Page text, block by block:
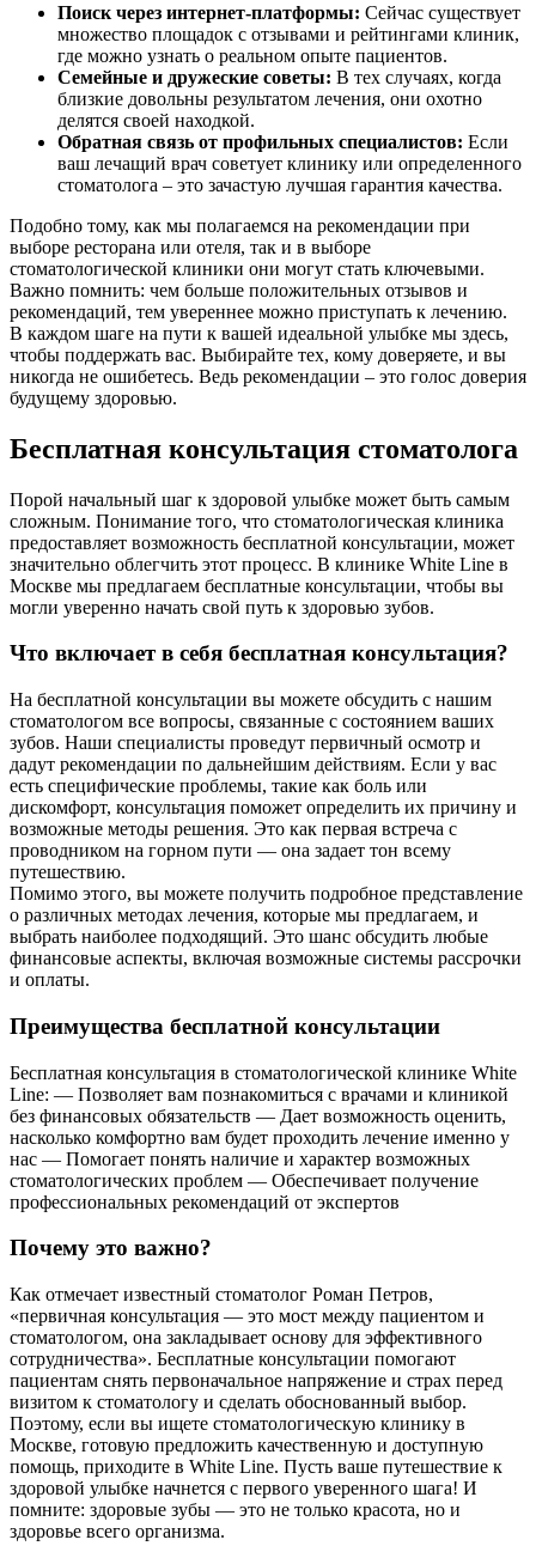
Поиск через интернет-платформы: Сейчас существует
множество площадок с отзывами и рейтингами клиник,
где можно узнать о реальном опыте пациентов.
Семейные и дружеские советы: В тех случаях, когда
близкие довольны результатом лечения, они охотно
делятся своей находкой.
Обратная связь от профильных специалистов: Если
ваш лечащий врач советует клинику или определенного
стоматолога – это зачастую лучшая гарантия качества.
Подобно тому, как мы полагаемся на рекомендации при
выборе ресторана или отеля, так и в выборе
стоматологической клиники они могут стать ключевыми.
Важно помнить: чем больше положительных отзывов и
рекомендаций, тем увереннее можно приступать к лечению.
В каждом шаге на пути к вашей идеальной улыбке мы здесь,
чтобы поддержать вас. Выбирайте тех, кому доверяете, и вы
никогда не ошибетесь. Ведь рекомендации – это голос доверия
будущему здоровью.
Бесплатная консультация стоматолога
Порой начальный шаг к здоровой улыбке может быть самым
сложным. Понимание того, что стоматологическая клиника
предоставляет возможность бесплатной консультации, может
значительно облегчить этот процесс. В клинике White Line в
Москве мы предлагаем бесплатные консультации, чтобы вы
могли уверенно начать свой путь к здоровью зубов.
Что включает в себя бесплатная консультация?
На бесплатной консультации вы можете обсудить с нашим
стоматологом все вопросы, связанные с состоянием ваших
зубов. Наши специалисты проведут первичный осмотр и
дадут рекомендации по дальнейшим действиям. Если у вас
есть специфические проблемы, такие как боль или
дискомфорт, консультация поможет определить их причину и
возможные методы решения. Это как первая встреча с
проводником на горном пути — она задает тон всему
путешествию.
Помимо этого, вы можете получить подробное представление
о различных методах лечения, которые мы предлагаем, и
выбрать наиболее подходящий. Это шанс обсудить любые
финансовые аспекты, включая возможные системы рассрочки
и оплаты.
Преимущества бесплатной консультации
Бесплатная консультация в стоматологической клинике White
Line: — Позволяет вам познакомиться с врачами и клиникой
без финансовых обязательств — Дает возможность оценить,
насколько комфортно вам будет проходить лечение именно у
нас — Помогает понять наличие и характер возможных
стоматологических проблем — Обеспечивает получение
профессиональных рекомендаций от экспертов
Почему это важно?
Как отмечает известный стоматолог Роман Петров,
«первичная консультация — это мост между пациентом и
стоматологом, она закладывает основу для эффективного
сотрудничества». Бесплатные консультации помогают
пациентам снять первоначальное напряжение и страх перед
визитом к стоматологу и сделать обоснованный выбор.
Поэтому, если вы ищете стоматологическую клинику в
Москве, готовую предложить качественную и доступную
помощь, приходите в White Line. Пусть ваше путешествие к
здоровой улыбке начнется с первого уверенного шага! И
помните: здоровые зубы — это не только красота, но и
здоровье всего организма.